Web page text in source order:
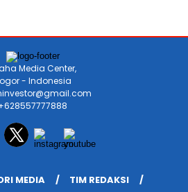
Media Center,
- Indonesia
MEDIA
TIM REDAKSI